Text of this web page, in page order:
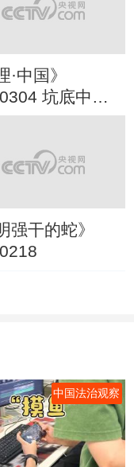
·中国》
坑底中的
强干的蛇》
中国法治观察